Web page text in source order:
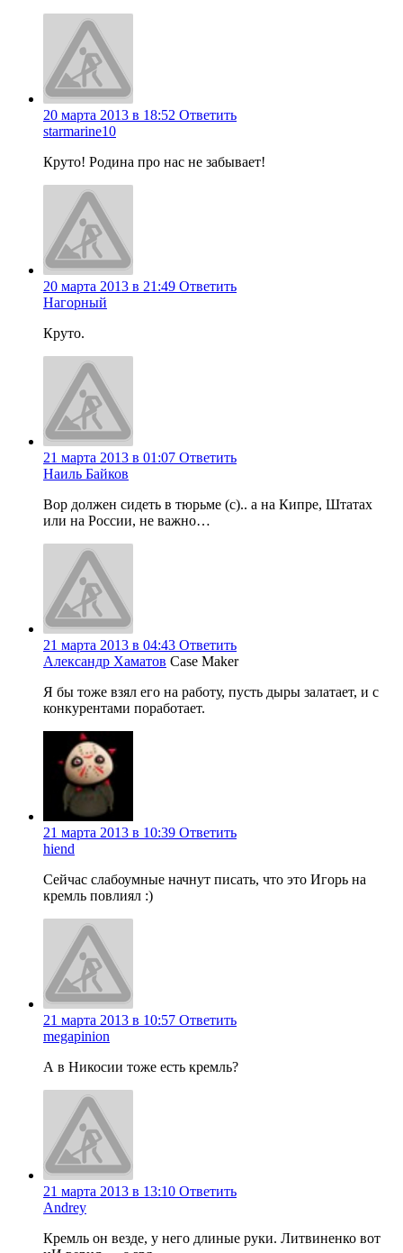
20 марта 2013 в 18:52 Ответить
starmarine10
Круто! Родина про нас не забывает!
20 марта 2013 в 21:49 Ответить
Нагорный
Круто.
21 марта 2013 в 01:07 Ответить
Наиль Байков
Вор должен сидеть в тюрьме (с).. а на Кипре, Штатах
или на России, не важно…
21 марта 2013 в 04:43 Ответить
Александр Хаматов Case Maker
Я бы тоже взял его на работу, пусть дыры залатает, и с
конкурентами поработает.
21 марта 2013 в 10:39 Ответить
hiend
Сейчас слабоумные начнут писать, что это Игорь на
кремль повлиял :)
21 марта 2013 в 10:57 Ответить
megapinion
А в Никосии тоже есть кремль?
21 марта 2013 в 13:10 Ответить
Andrey
Кремль он везде, у него длиные руки. Литвиненко вот